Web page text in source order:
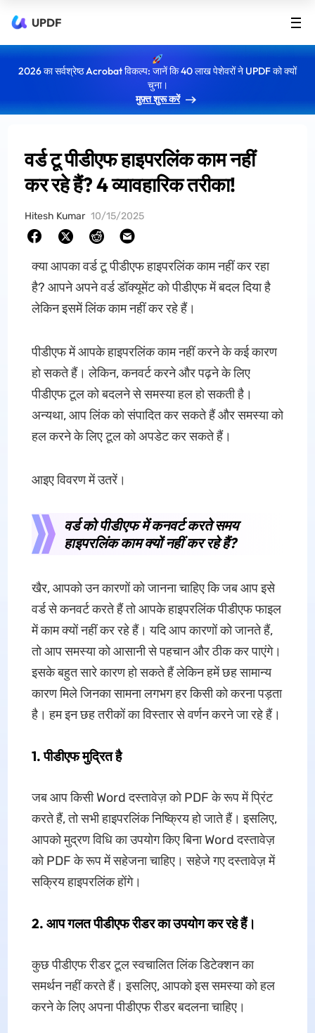
UPDF
2026 का सर्वश्रेष्ठ Acrobat विकल्प: जानें कि 40 लाख पेशेवरों ने UPDF को क्यों
चुना।
मुफ़्त शुरू करें
वर्ड टू पीडीएफ हाइपरलिंक काम नहीं
कर रहे हैं? 4 व्यावहारिक तरीका!
Hitesh Kumar 10/15/2025
क्या आपका वर्ड टू पीडीएफ हाइपरलिंक काम नहीं कर रहा
है? आपने अपने वर्ड डॉक्यूमेंट को पीडीएफ में बदल दिया है
लेकिन इसमें लिंक काम नहीं कर रहे हैं।
पीडीएफ में आपके हाइपरलिंक काम नहीं करने के कई कारण
हो सकते हैं। लेकिन, कनवर्ट करने और पढ़ने के लिए
पीडीएफ टूल को बदलने से समस्या हल हो सकती है।
अन्यथा, आप लिंक को संपादित कर सकते हैं और समस्या को
हल करने के लिए टूल को अपडेट कर सकते हैं।
आइए विवरण में उतरें।
वर्ड को पीडीएफ में कनवर्ट करते समय
हाइपरलिंक काम क्यों नहीं कर रहे हैं?
खैर, आपको उन कारणों को जानना चाहिए कि जब आप इसे
वर्ड से कनवर्ट करते हैं तो आपके हाइपरलिंक पीडीएफ फाइल
में काम क्यों नहीं कर रहे हैं। यदि आप कारणों को जानते हैं,
तो आप समस्या को आसानी से पहचान और ठीक कर पाएंगे।
इसके बहुत सारे कारण हो सकते हैं लेकिन हमें छह सामान्य
कारण मिले जिनका सामना लगभग हर किसी को करना पड़ता
है। हम इन छह तरीकों का विस्तार से वर्णन करने जा रहे हैं।
1. पीडीएफ मुद्रित है
जब आप किसी Word दस्तावेज़ को PDF के रूप में प्रिंट
करते हैं, तो सभी हाइपरलिंक निष्क्रिय हो जाते हैं। इसलिए,
आपको मुद्रण विधि का उपयोग किए बिना Word दस्तावेज़
को PDF के रूप में सहेजना चाहिए। सहेजे गए दस्तावेज़ में
सक्रिय हाइपरलिंक होंगे।
2. आप गलत पीडीएफ रीडर का उपयोग कर रहे हैं।
कुछ पीडीएफ रीडर टूल स्वचालित लिंक डिटेक्शन का
समर्थन नहीं करते हैं। इसलिए, आपको इस समस्या को हल
करने के लिए अपना पीडीएफ रीडर बदलना चाहिए।